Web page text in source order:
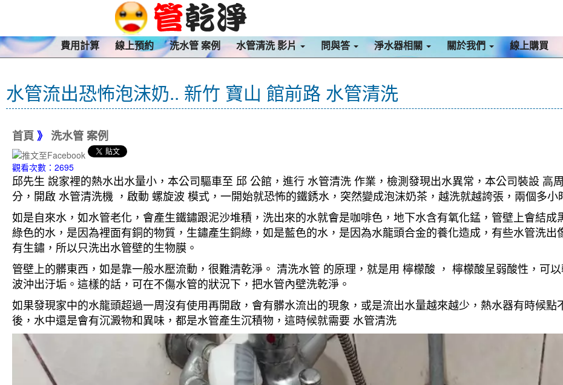
費用計算 線上預約 洗水管 案例 水管清洗 影片 問與答 淨水器相關 關於我們 線上購買
水管流出恐怖泡沫奶.. 新竹 寶山 館前路 水管清洗
首頁 》 洗水管 案例
觀看次數：2695
邱先生 說家裡的熱水出水量小，本公司驅車至 邱 公館，進行 水管清洗 作業，檢測發現出水異常，本公司裝設 高
分，開啟 水管清洗機 ，啟動 螺旋波 模式，一開始就恐怖的鐵銹水，突然變成泡沫奶茶，越洗就越誇張，兩個多小
如是自來水，如水管老化，會產生鐵鏽跟泥沙堆積，洗出來的水就會是咖啡色，地下水含有氧化錳，管壁上會結
綠色的水，是因為裡面有銅的物質，生鏽產生銅綠，如是藍色的水，是因為水龍頭合金的養化造成，有些水管洗
有生鏽，所以只洗出水管壁的生物膜。
管壁上的髒東西，如是靠一般水壓流動，很難清乾淨。 清洗水管 的原理，就是用 檸檬酸 ， 檸檬酸呈弱酸性，可
波沖出汙垢。這樣的話，可在不傷水管的狀況下，把水管內壁洗乾淨。
如果發現家中的水龍頭超過一周沒有使用再開啟，會有髒水流出的現象，或是流出水量越來越少，熱水器有時候
後，水中還是會有沉澱物和異味，都是水管產生沉積物，這時候就需要 水管清洗